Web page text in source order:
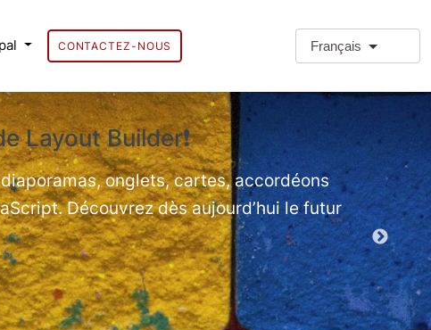
CONTACTEZ-NOUS Français
Layout Builder❗
onglets, cartes, accordéons
Découvrez dès aujourd’hui le futur
Types de
Démo